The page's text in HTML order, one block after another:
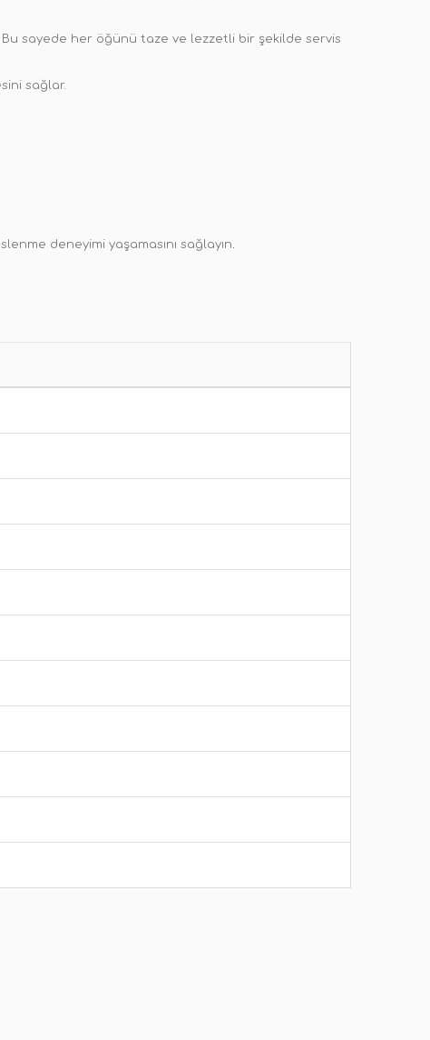
Bu sayede her öğünü taze ve lezzetli bir şekilde servis
sağlar.
deneyimi yaşamasını sağlayın.